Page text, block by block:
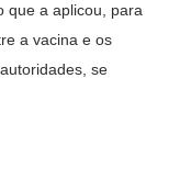
que a aplicou, para
a vacina e os
se